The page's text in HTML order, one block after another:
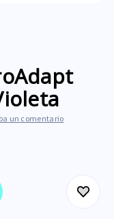
un comentario